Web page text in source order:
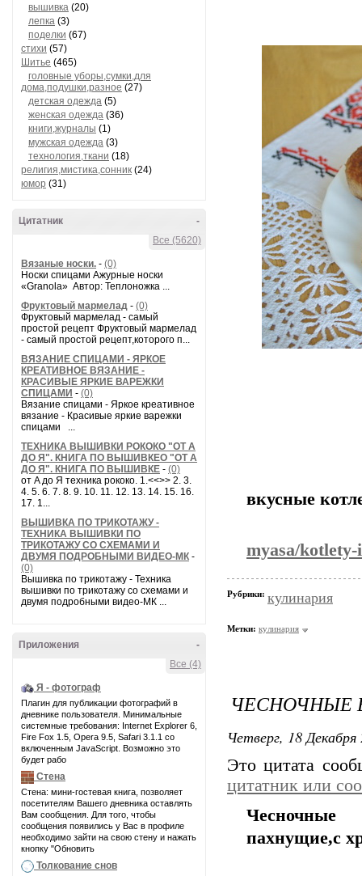
вышивка (20)
лепка (3)
поделки (67)
стихи (57)
Шитье (465)
головные уборы,сумки,для
дома,подушки,разное (27)
детская одежда (5)
женская одежда (36)
книги,журналы (1)
мужская одежда (3)
технология,ткани (18)
религия,мистика,сонник (24)
юмор (31)
-
Цитатник
Все (5620)
Вязаные носки. - (0)
Носки спицами Ажурные носки
«Granola» Автор: Теплоножка ...
Фруктовый мармелад - (0)
Фруктовый мармелад - самый
простой рецепт Фруктовый мармелад
- самый простой рецепт,которого п...
ВЯЗАНИЕ СПИЦАМИ - ЯРКОЕ
КРЕАТИВНОЕ ВЯЗАНИЕ -
КРАСИВЫЕ ЯРКИЕ ВАРЕЖКИ
СПИЦАМИ - (0)
Вязание спицами - Яркое креативное
вязание - Красивые яркие варежки
спицами ...
ТЕХНИКА ВЫШИВКИ РОКОКО "ОТ А
ДО Я". КНИГА ПО ВЫШИВКЕО "ОТ А
ДО Я". КНИГА ПО ВЫШИВКЕ - (0)
от A до Я техника рококо. 1.<<>> 2. 3.
4. 5. 6. 7. 8. 9. 10. 11. 12. 13. 14. 15. 16.
17. 1...
ВЫШИВКА ПО ТРИКОТАЖУ -
ТЕХНИКА ВЫШИВКИ ПО
ТРИКОТАЖУ СО СХЕМАМИ И
ДВУМЯ ПОДРОБНЫМИ ВИДЕО-МК -
(0)
Вышивка по трикотажу - Техника
вышивки по трикотажу со схемами и
двумя подробными видео-МК ...
-
Приложения
Все (4)
Я - фотограф
Плагин для публикации фотографий в
дневнике пользователя. Минимальные
системные требования: Internet Explorer 6,
Fire Fox 1.5, Opera 9.5, Safari 3.1.1 со
включенным JavaScript. Возможно это
будет рабо
Стена
Стена: мини-гостевая книга, позволяет
посетителям Вашего дневника оставлять
Вам сообщения. Для того, чтобы
сообщения появились у Вас в профиле
необходимо зайти на свою стену и нажать
кнопку "Обновить
Толкование снов
вкусные
myasa/
Рубрики: кулинария
Метки: кулинария
ЧЕСНОЧНЫЕ
Четверг, 18
Это цитата
цитатник или
Чесночные
пахнущие,с